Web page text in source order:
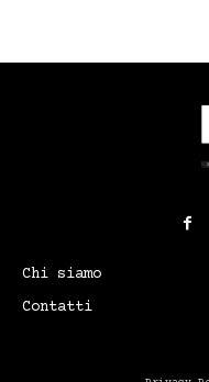
Chi siamo
Contatti